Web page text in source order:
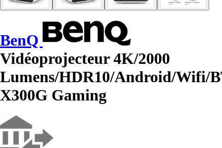
BenQ
Vidéoprojecteur 4K/2000
Lumens/HDR10/Android/Wifi/
X300G Gaming